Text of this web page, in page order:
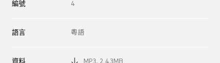
編號 4
語言 粵語
資料 MP3, 2.43MB